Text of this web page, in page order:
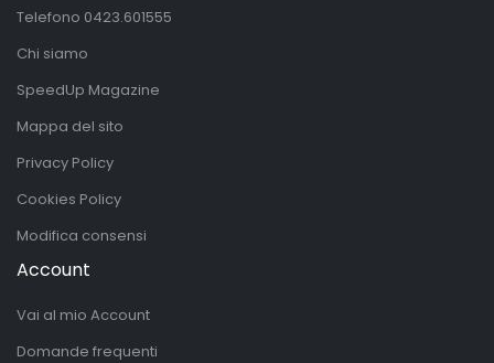
Telefono 0423.601555
Chi siamo
SpeedUp Magazine
Mappa del sito
Privacy Policy
Cookies Policy
Modifica consensi
Account
Vai al mio Account
Domande frequenti